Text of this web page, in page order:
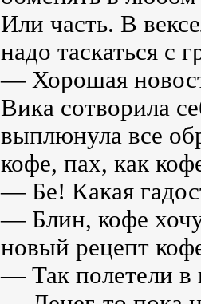
Или часть. В
надо таскаться с
— Хорошая
Вика сотворила
выплюнула все
кофе, пах, как
— Бе! Какая
— Блин, кофе
новый рецепт
— Так полетели в